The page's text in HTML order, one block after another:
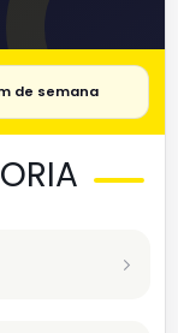
de semana